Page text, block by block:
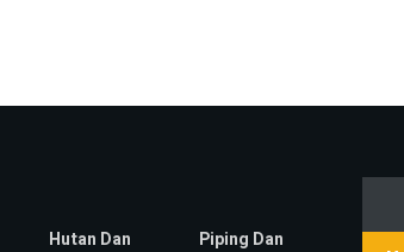
Hutan Dan
Piping Dan